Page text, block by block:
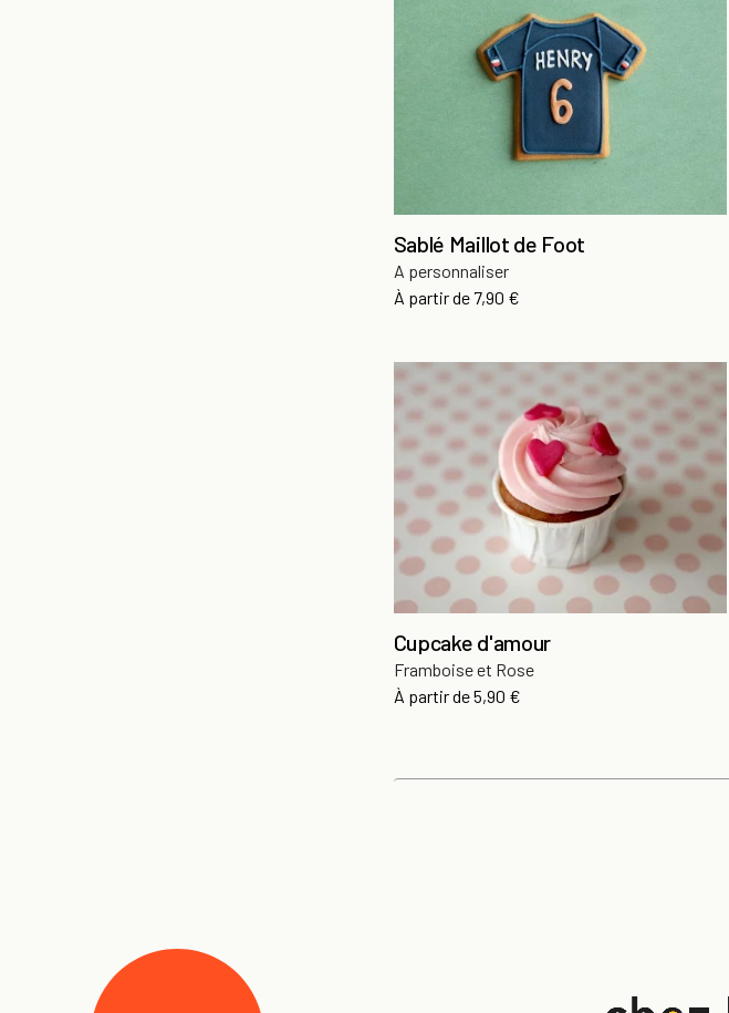
Sablé Maillot de Foot
A personnaliser
À partir de Prix
7,90 €
Cupcake d'amour
Framboise et Rose
À partir dePrix
5,90 €